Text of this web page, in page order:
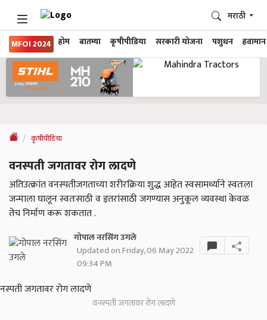
MFOI 2024 होम बातम्या कृषीपीडिया सरकारी योजना पशुधन हवामान
मराठी
कृषीपीडिया
वनस्पती जगतावर रोग लादणे
अतिउत्क्रांत वनस्पतीजगताच्या शरीरक्रिया शुद्ध आहेत स्वसामर्थ्याने स्वतःला
जन्माला घालून स्वतःसाठी व इतरांसाठी जगण्यास अनुकूल व्यवस्था केवळ
तेच निर्माण करू शकतात .
गोपाल नरसिंग उगले
Updated on Friday, 06 May 2022
09:34 PM
वनस्पती जगतावर रोग लादणे